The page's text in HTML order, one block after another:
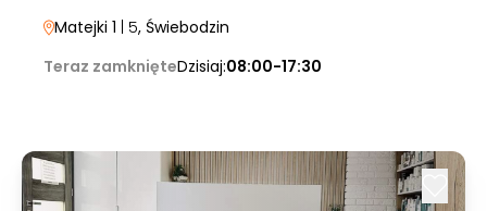
Matejki 1 | 5, Świebodzin
Teraz zamknięteDzisiaj:08:00-17:30